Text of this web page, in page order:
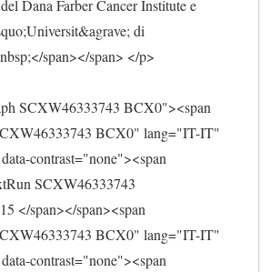
Dana Farber Cancer Institute e
di
span></span> </p>
SCXW46333743 BCX0"><span
BCX0" lang="IT-IT"
contrast="none"><span
SCXW46333743
</span></span><span
BCX0" lang="IT-IT"
contrast="none"><span